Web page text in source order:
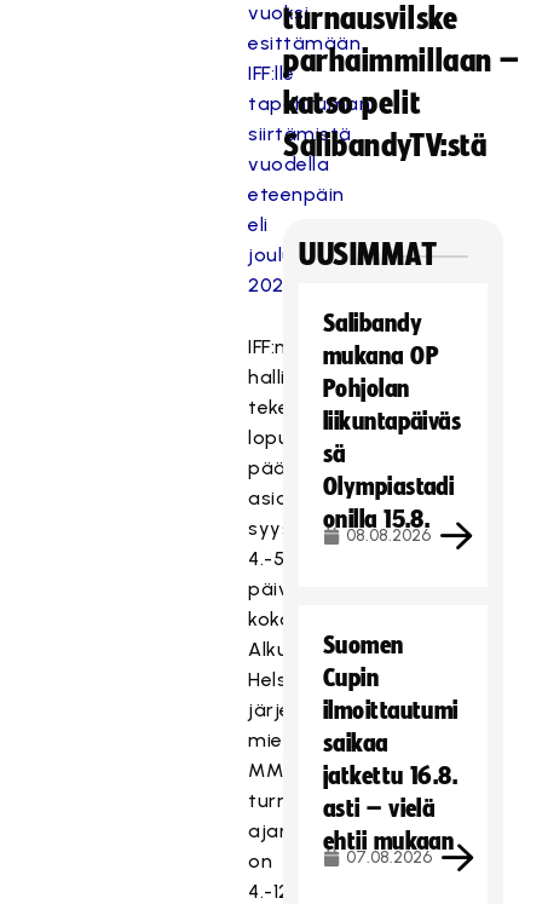
vuoksi
esittämään
IFF:lle
tapahtuman
siirtämistä
vuodella
eteenpäin
eli
joulukuulle
2021
IFF:n
hallitus
tekee
lopullisen
päätöksen
asiassa
syyskuun
4.-5.
päivän
kokouksessaan.
Alkuperäisesti
Helsingissä
järjestettävän
miesten
MM-
turnauksen
ajankohta
on
4.-12.12.2020.
turnausvilske
parhaimmillaan –
katso pelit
SalibandyTV:stä
UUSIMMAT
Salibandy
mukana OP
Pohjolan
liikuntapäiväs
sä
Olympiastadi
onilla 15.8.
08.08.2026
Suomen
Cupin
ilmoittautumi
saikaa
jatkettu 16.8.
asti – vielä
ehtii mukaan
07.08.2026